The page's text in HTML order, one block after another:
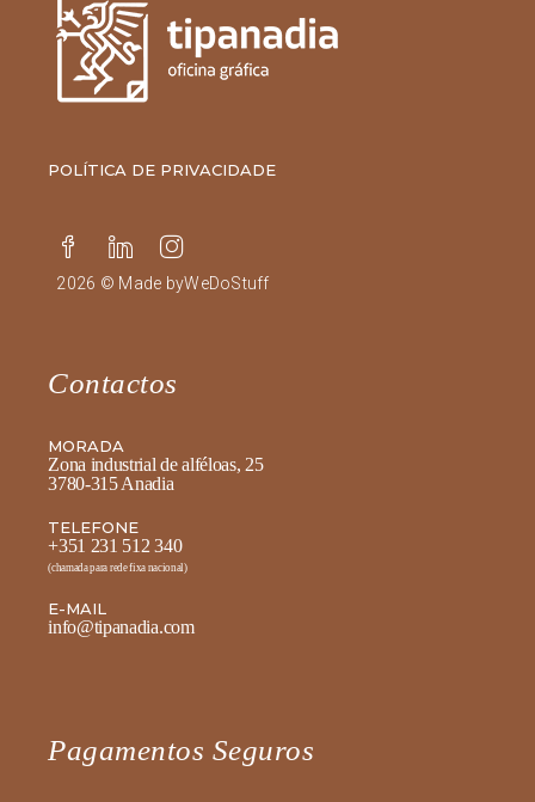
POLÍTICA DE PRIVACIDADE
2026 © Made byWeDoStuff
Contactos
MORADA
Zona industrial de alféloas, 25
3780-315 Anadia
TELEFONE
+351 231 512 340
(chamada para rede fixa nacional)
E-MAIL
info@tipanadia.com
Pagamentos Seguros